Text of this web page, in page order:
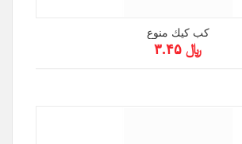
كب كيك منوع
﷼ ۳.۴۵